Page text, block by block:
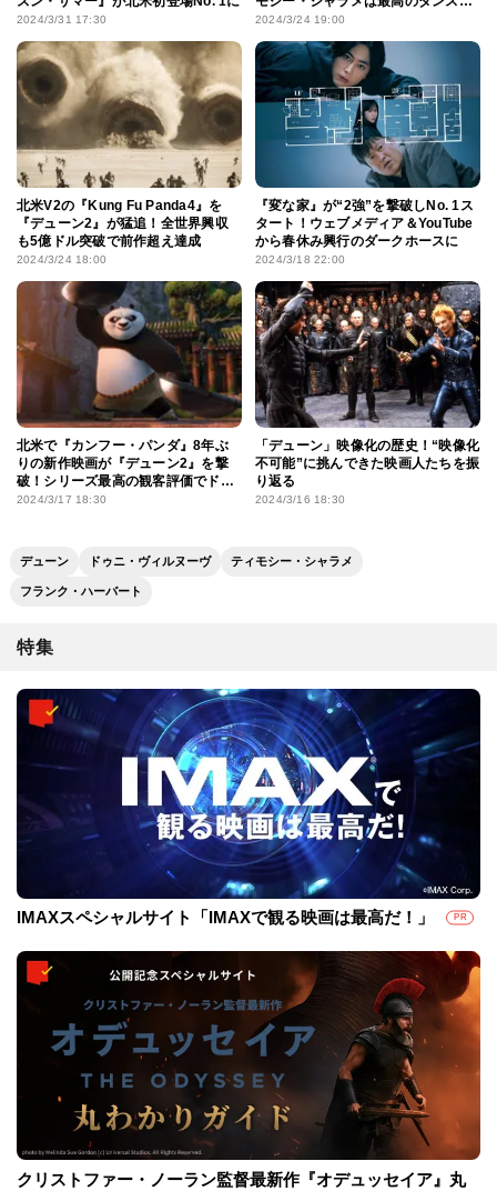
2024/3/31 17:30
パートナー」
2024/3/24 19:00
北米V2の『Kung Fu Panda4』を
『デューン2』が猛追！全世界興収
も5億ドル突破で前作超え達成
2024/3/24 18:00
『変な家』が“2強”を撃破しNo. 1ス
タート！ウェブメディア＆YouTube
から春休み興行のダークホースに
2024/3/18 22:00
北米で『カンフー・パンダ』8年ぶ
りの新作映画が『デューン2』を撃
破！シリーズ最高の観客評価でド
リームワークスアニメ完全復活へ
2024/3/17 18:30
「デューン」映像化の歴史！“映像化
不可能”に挑んできた映画人たちを振
り返る
2024/3/16 18:30
デューン ドゥニ・ヴィルヌーヴ ティモシー・シャラメ
フランク・ハーバート
特集
IMAXスペシャルサイト「IMAXで観る映画は最高だ！」 PR
クリストファー・ノーラン監督最新作『オデュッセイア』丸